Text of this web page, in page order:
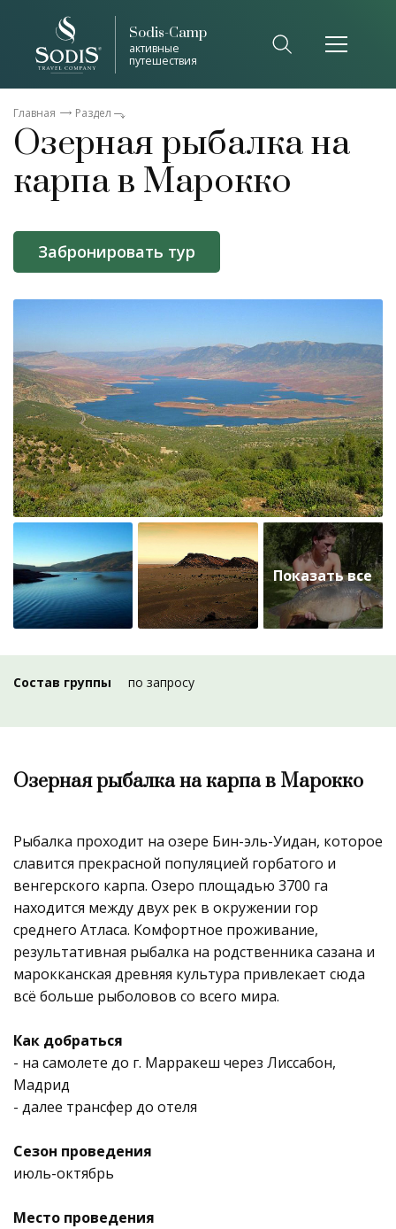
Sodis-Camp
активные
путешествия
Главная Раздел
Озерная рыбалка на
карпа в Марокко
Забронировать тур
Состав группы по запросу
Озерная рыбалка на карпа в Марокко
Рыбалка проходит на озере Бин-эль-Уидан, которое
славится прекрасной популяцией горбатого и
венгерского карпа. Озеро площадью 3700 га
находится между двух рек в окружении гор
среднего Атласа. Комфортное проживание,
результативная рыбалка на родственника сазана и
марокканская древняя культура привлекает сюда
всё больше рыболовов со всего мира.
Как добраться
- на самолете до г. Марракеш через Лиссабон,
Мадрид
- далее трансфер до отеля
Сезон проведения
июль-октябрь
Место проведения